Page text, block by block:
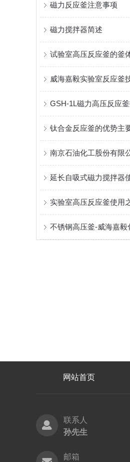
磁力反应釜注意事项
磁力搅拌器简述
试验室高压反应釜的釜
威海嘉毅实验室反应釜
GSH-1L磁力高压反应
不锈钢高压釜-威海嘉毅
网站首页
联系人
孙先生
邮箱